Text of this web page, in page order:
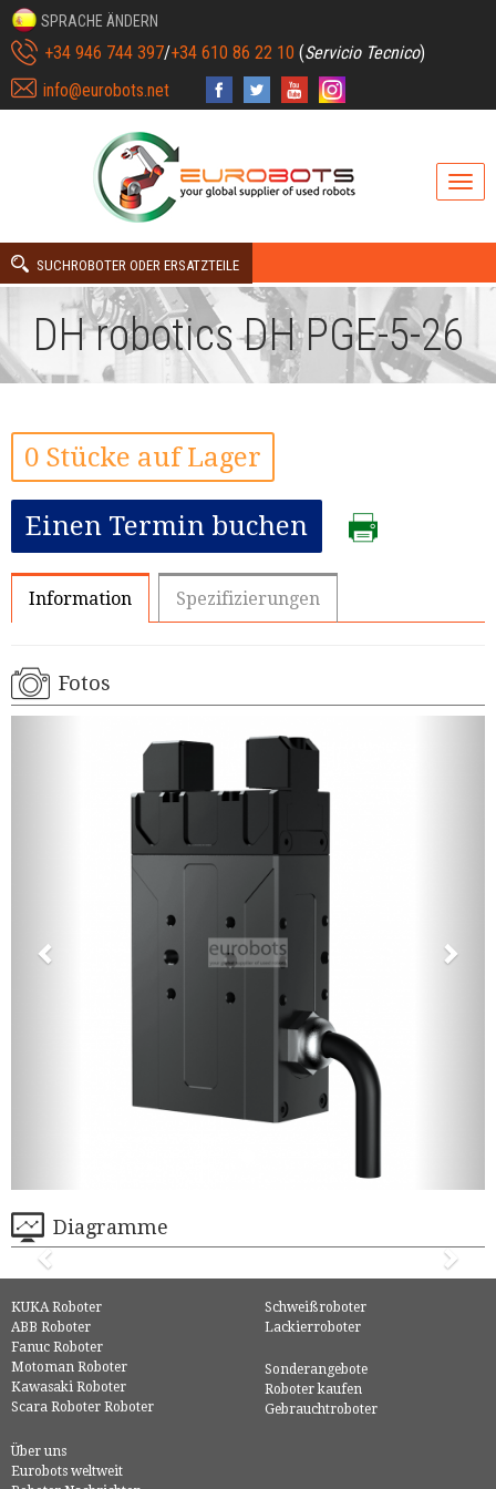
SPRACHE ÄNDERN
+34 946 744 397/+34 610 86 22 10 (Servicio Tecnico)
info@eurobots.net
SUCHROBOTER ODER ERSATZTEILE
DH robotics DH PGE-5-26
0 Stücke auf Lager
Einen Termin buchen
Information Spezifizierungen
Fotos
Diagramme
KUKA Roboter
ABB Roboter
Fanuc Roboter
Motoman Roboter
Kawasaki Roboter
Scara Roboter Roboter
Schweißroboter
Lackierroboter
Sonderangebote
Roboter kaufen
Gebrauchtroboter
Über uns
Eurobots weltweit